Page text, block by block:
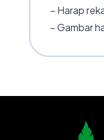
– Harap
– Gambar